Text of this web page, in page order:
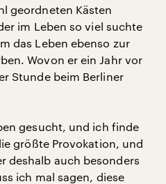
geordneten Kästen
im Leben so viel suchte
das Leben ebenso zur
Wovon er ein Jahr vor
Stunde beim Berliner
gesucht, und ich finde
größte Provokation, und
deshalb auch besonders
ich mal sagen, diese